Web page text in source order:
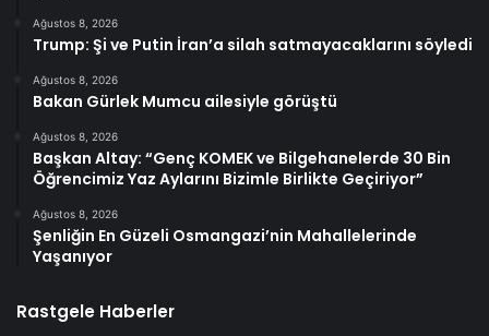
Ağustos 8, 2026
Trump: Şi ve Putin İran’a silah satmayacaklarını söyledi
Ağustos 8, 2026
Bakan Gürlek Mumcu ailesiyle görüştü
Ağustos 8, 2026
Başkan Altay: “Genç KOMEK ve Bilgehanelerde 30 Bin
Öğrencimiz Yaz Aylarını Bizimle Birlikte Geçiriyor”
Ağustos 8, 2026
Şenliğin En Güzeli Osmangazi’nin Mahallelerinde
Yaşanıyor
Rastgele Haberler